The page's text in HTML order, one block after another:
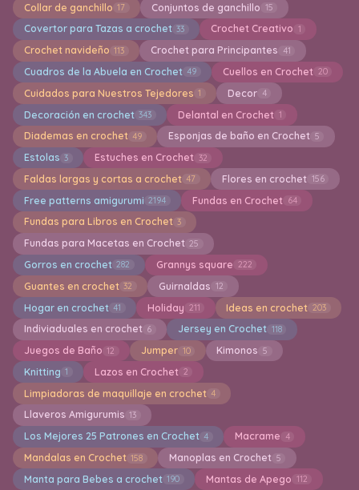
Collar de ganchillo 17 Conjuntos de ganchillo 15
Covertor para Tazas a crochet 33 Crochet Creativo 1
Crochet navideño 113 Crochet para Principantes 41
Cuadros de la Abuela en Crochet 49 Cuellos en Crochet 20
Cuidados para Nuestros Tejedores 1 Decor 4
Decoración en crochet 343 Delantal en Crochet 1
Diademas en crochet 49 Esponjas de baño en Crochet 5
Estolas 3 Estuches en Crochet 32
Faldas largas y cortas a crochet 47 Flores en crochet 156
Free patterns amigurumi 2194 Fundas en Crochet 64
Fundas para Libros en Crochet 3
Fundas para Macetas en Crochet 25
Gorros en crochet 282 Grannys square 222
Guantes en crochet 32 Guirnaldas 12
Hogar en crochet 41 Holiday 211 Ideas en crochet 203
Indiviaduales en crochet 6 Jersey en Crochet 118
Juegos de Baño 12 Jumper 10 Kimonos 5
Knitting 1 Lazos en Crochet 2
Limpiadoras de maquillaje en crochet 4
Llaveros Amigurumis 13
Los Mejores 25 Patrones en Crochet 4 Macrame 4
Mandalas en Crochet 158 Manoplas en Crochet 5
Manta para Bebes a crochet 190 Mantas de Apego 112